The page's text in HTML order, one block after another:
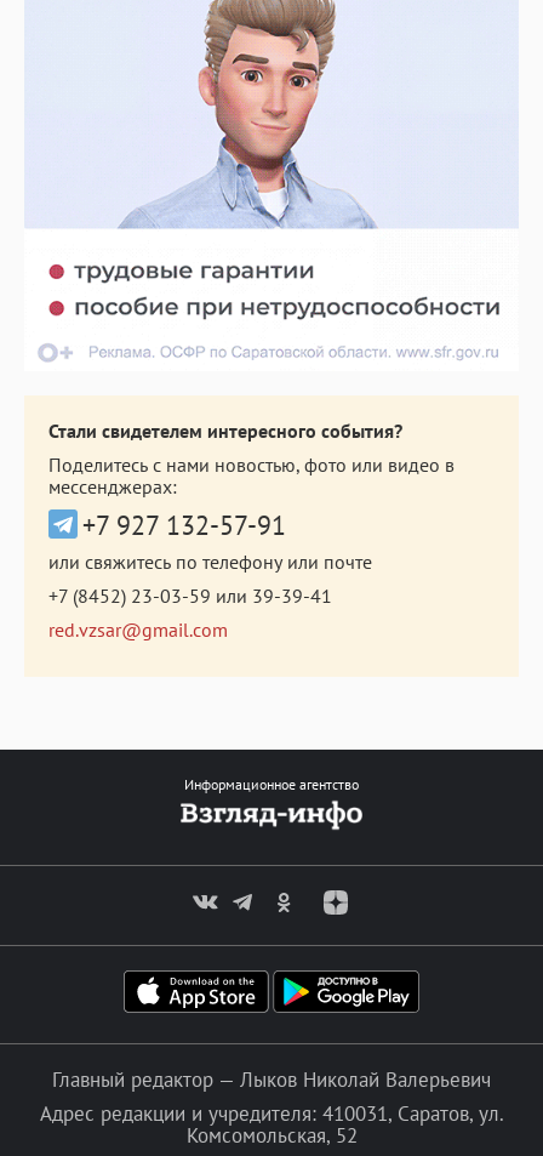
Стали свидетелем интересного события?
Поделитесь с нами новостью, фото или видео в
мессенджерах:
+7 927 132-57-91
или свяжитесь по телефону или почте
+7 (8452) 23-03-59 или 39-39-41
red.vzsar@gmail.com
Информационное агентство
Главный редактор — Лыков Николай Валерьевич
Адрес редакции и учредителя: 410031, Саратов, ул.
Комсомольская, 52